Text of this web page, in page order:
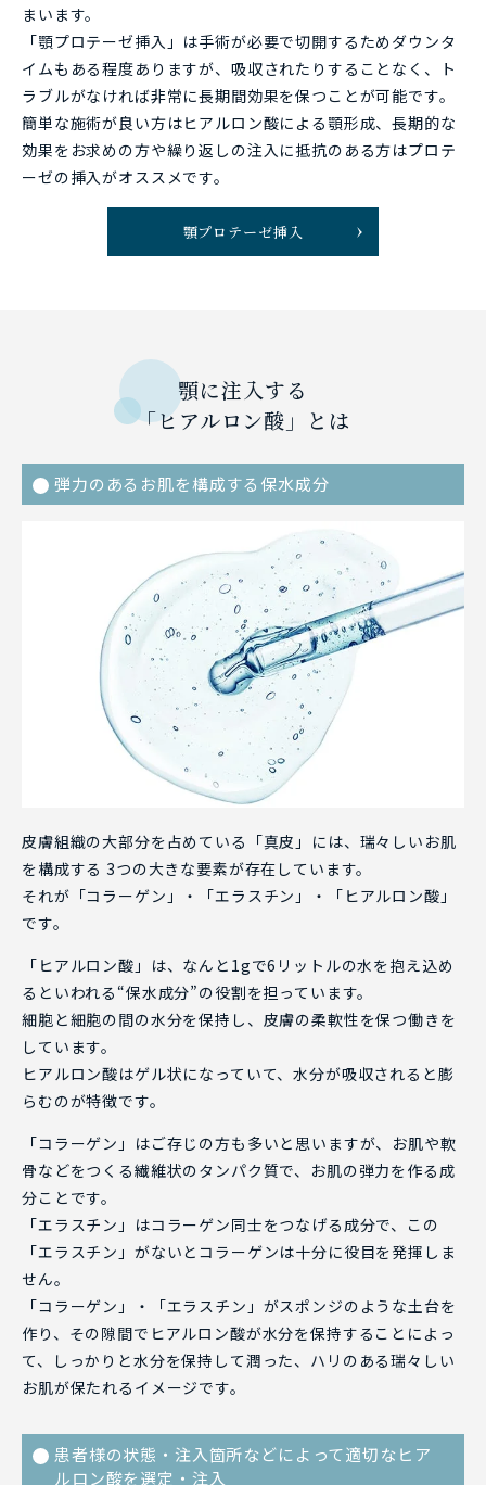
まいます。
「顎プロテーゼ挿入」は手術が必要で切開するためダウンタ
イムもある程度ありますが、吸収されたりすることなく、ト
ラブルがなければ非常に長期間効果を保つことが可能です。
簡単な施術が良い方はヒアルロン酸による顎形成、長期的な
効果をお求めの方や繰り返しの注入に抵抗のある方はプロテ
ーゼの挿入がオススメです。
顎プロテーゼ挿入
顎に注入する
「ヒアルロン酸」とは
弾力のあるお肌を構成する保水成分
皮膚組織の大部分を占めている「真皮」には、瑞々しいお肌
を構成する 3つの大きな要素が存在しています。
それが「コラーゲン」・「エラスチン」・「ヒアルロン酸」
です。
「ヒアルロン酸」は、なんと1gで6リットルの水を抱え込め
るといわれる“保水成分”の役割を担っています。
細胞と細胞の間の水分を保持し、皮膚の柔軟性を保つ働きを
しています。
ヒアルロン酸はゲル状になっていて、水分が吸収されると膨
らむのが特徴です。
「コラーゲン」はご存じの方も多いと思いますが、お肌や軟
骨などをつくる繊維状のタンパク質で、お肌の弾力を作る成
分ことです。
「エラスチン」はコラーゲン同士をつなげる成分で、この
「エラスチン」がないとコラーゲンは十分に役目を発揮しま
せん。
「コラーゲン」・「エラスチン」がスポンジのような土台を
作り、その隙間でヒアルロン酸が水分を保持することによっ
て、しっかりと水分を保持して潤った、ハリのある瑞々しい
お肌が保たれるイメージです。
患者様の状態・注入箇所などによって適切なヒア
ルロン酸を選定・注入